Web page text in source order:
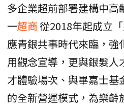
多企業超前部署建構中高
一超商從2018年起成立
應青銀共事時代來臨，
用觀念宣導，更與銀髮
才體驗場次、與畢嘉士基
的全新營運模式，為樂齡